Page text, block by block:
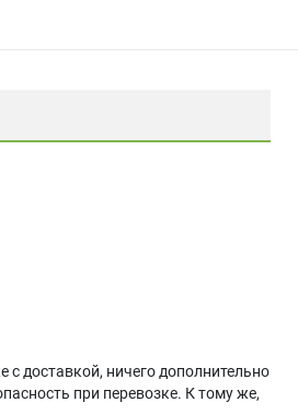
с доставкой, ничего дополнительно
при перевозке. К тому же,